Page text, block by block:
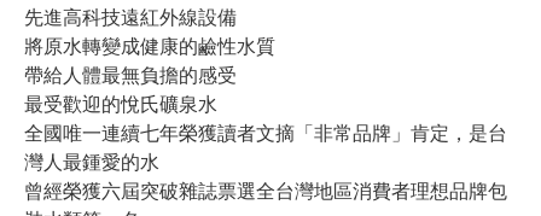
先進高科技遠紅外線設備
將原水轉變成健康的鹼性水質
帶給人體最無負擔的感受
最受歡迎的悅氏礦泉水
全國唯一連續七年榮獲讀者文摘「非常品牌」肯定，是台
灣人最鍾愛的水
曾經榮獲六屆突破雜誌票選全台灣地區消費者理想品牌包